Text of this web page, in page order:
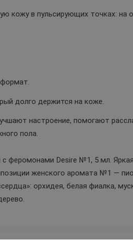
кожу в пульсирующих точках: на
долго держится на коже.
настроение, помогают
пола.
феромонами Desire №1, 5 мл.
женского аромата №1 —
орхидея, белая фиалка,